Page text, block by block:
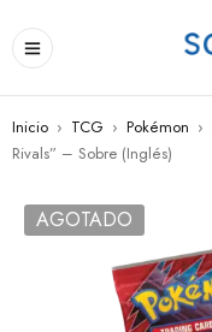
Inicio › TCG › Pokémon ›
Rivals” – Sobre (Inglés)
AGOTADO